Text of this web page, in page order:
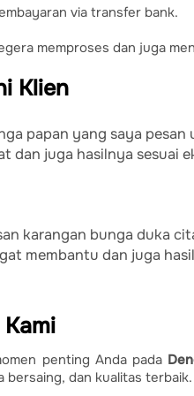
via transfer bank.
memproses dan juga
Klien
papan yang saya
dan juga hasilnya sesuai
karangan bunga duka
membantu dan juga
penting Anda pada
bersaing, dan kualitas terbaik.